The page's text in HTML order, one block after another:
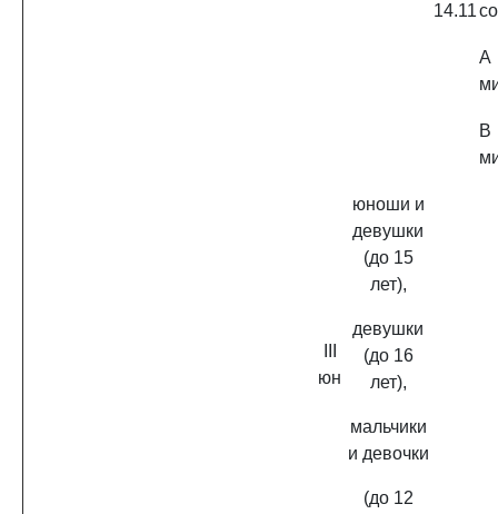
14.11
юн
юноши и
девушки
(до 15
лет),
девушки
(до 16
лет),
мальчики
и девочки
(до 12